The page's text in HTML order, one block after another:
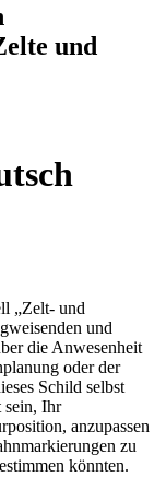
und
„Zelt- und
und
die Anwesenheit
oder der
Schild selbst
sein, Ihr
anzupassen
zu
könnten.